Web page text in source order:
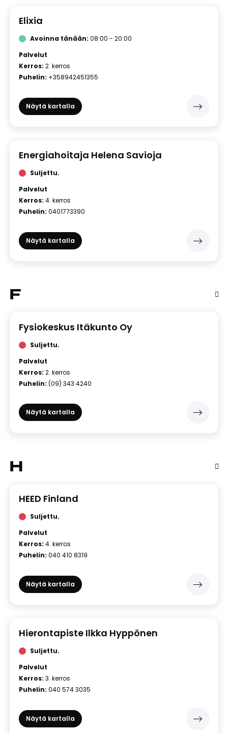
Elixia
Avoinna tänään: 08:00 - 20:00
Palvelut
Kerros: 2. kerros
Puhelin: +358942451355
Näytä kartalla
Energiahoitaja Helena Savioja
Suljettu.
Palvelut
Kerros: 4. kerros
Puhelin: 0401773390
Näytä kartalla
F
Fysiokeskus Itäkunto Oy
Suljettu.
Palvelut
Kerros: 2. kerros
Puhelin: (09) 343 4240
Näytä kartalla
H
HEED Finland
Suljettu.
Palvelut
Kerros: 4. kerros
Puhelin: 040 410 8319
Näytä kartalla
Hierontapiste Ilkka Hyppönen
Suljettu.
Palvelut
Kerros: 3. kerros
Puhelin: 040 574 3035
Näytä kartalla